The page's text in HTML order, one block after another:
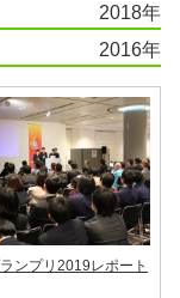
2018年
2016年
ンプリ2019レポート